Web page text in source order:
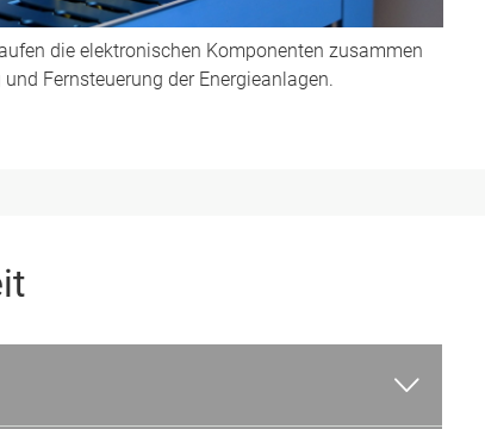
die elektronischen Komponenten zusammen
Fernsteuerung der Energieanlagen.